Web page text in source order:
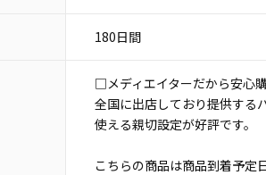
180日間
□メディエイターだから安心
全国に出店しており提供する
使える親切設定が好評です。
こちらの商品は商品到着予定